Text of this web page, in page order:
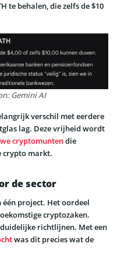
te behalen, die zelfs de $10
Gemini AI
verschil met eerdere
lag. Deze vrijheid wordt
cryptomuntendie
crypto markt.
de sector
één project. Het oordeel
cryptozaken.
richtlijnen. Met een
was dit precies wat de